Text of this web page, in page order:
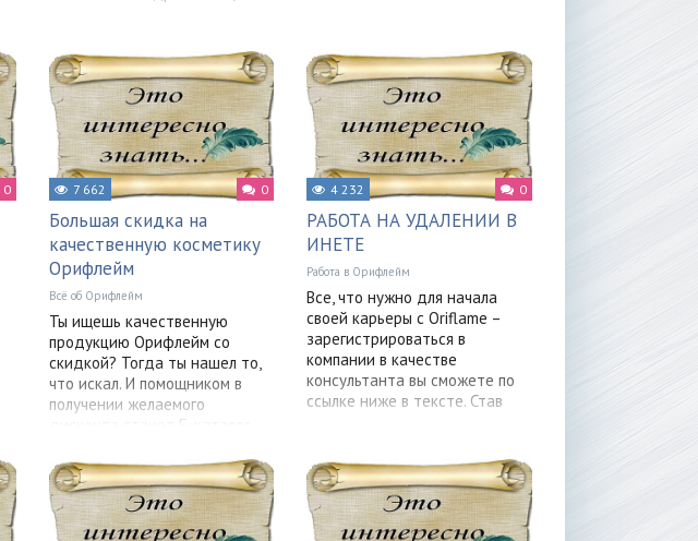
0 7 662 0
Большая скидка на
качественную косметику
Орифлейм
Всё об Орифлейм
Ты ищешь качественную
продукцию Орифлейм со
скидкой? Тогда ты нашел то,
что искал. И помощником в
получении желаемого
дисконта станет Е-каталог
4 232 0
РАБОТА НА УДАЛЕНИИ В
ИНЕТЕ
Работа в Орифлейм
Все, что нужно для начала
своей карьеры с Oriflame –
зарегистрироваться в
компании в качестве
консультанта вы сможете по
ссылке ниже в тексте. Став